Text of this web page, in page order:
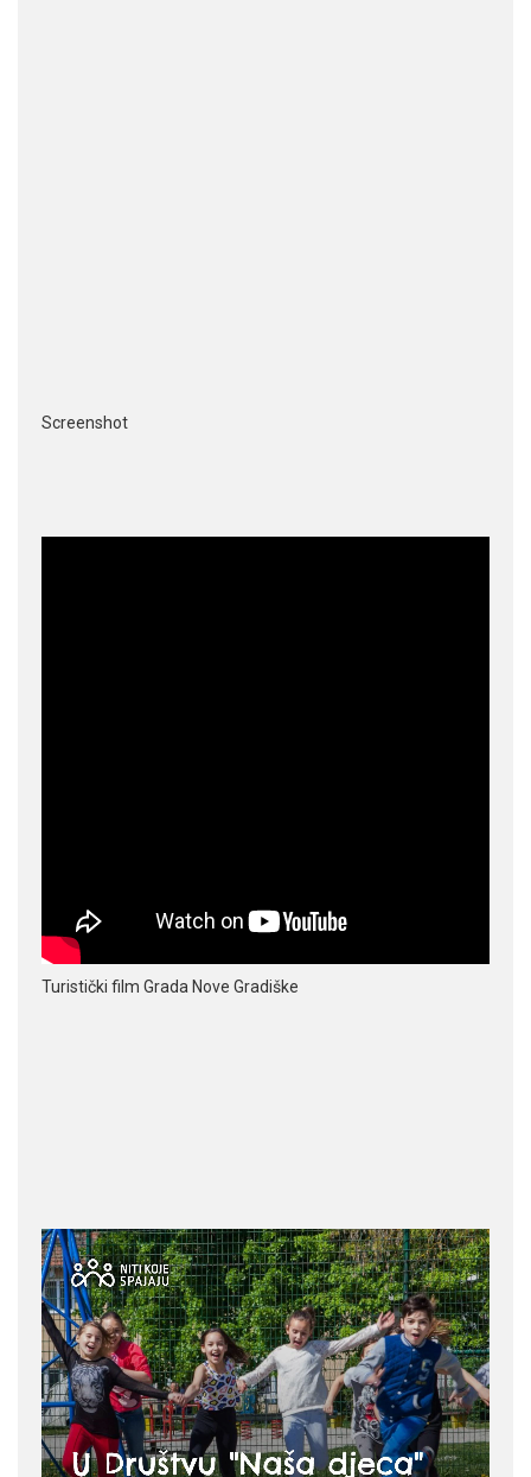
Screenshot
Turistički film Grada Nove Gradiške